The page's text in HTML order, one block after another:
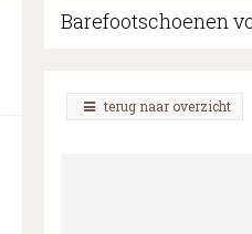
Barefootschoenen
terug naar overzicht